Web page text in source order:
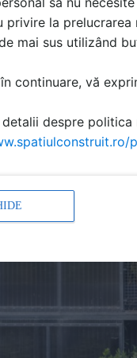
privire la
mai sus utilizând
continuare, vă
detalii despre